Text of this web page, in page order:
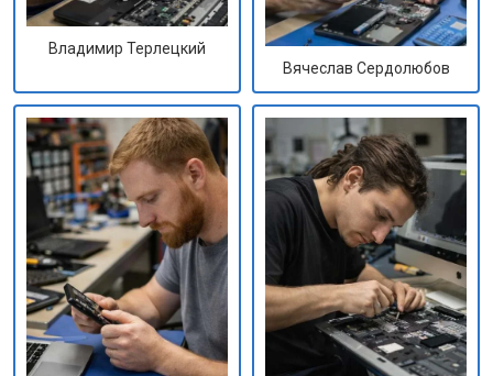
Владимир Терлецкий
Вячеслав Сердолюбов